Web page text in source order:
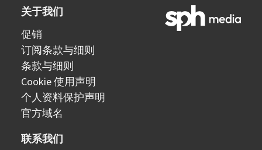
关于我们
促销
订阅条款与细则
条款与细则
Cookie 使用声明
个人资料保护声明
官方域名
联系我们